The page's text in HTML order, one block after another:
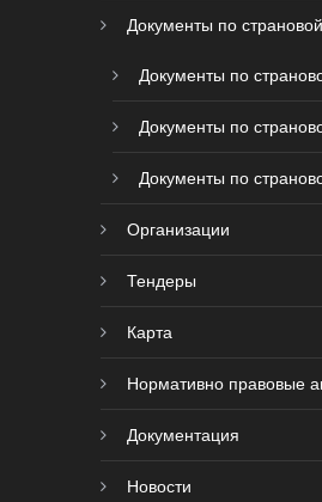
Документы по
Документы по
Документы по
Документы по
Организации
Тендеры
Карта
Нормативно правовые
Документация
Новости